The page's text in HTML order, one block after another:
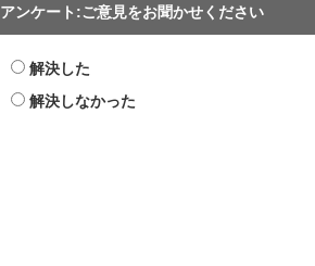
アンケート:ご意見をお聞かせください
解決した
解決しなかった